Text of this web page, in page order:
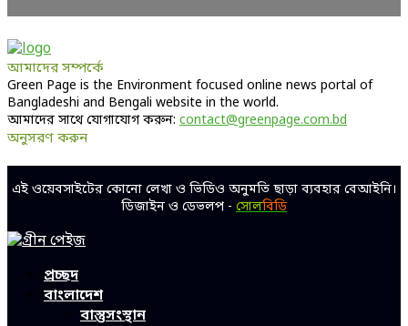
আমাদের সম্পর্কে
Green Page is the Environment focused online news portal of
Bangladeshi and Bengali website in the world.
আমাদের সাথে যোগাযোগ করুন: contact@greenpage.com.bd
অনুসরণ করুন
এই ওয়েবসাইটের কোনো লেখা ও ভিডিও অনুমতি ছাড়া ব্যবহার বেআইনি।
ডিজাইন ও ডেভলপ - সোলবিডি
প্রচ্ছদ
বাংলাদেশ
বাস্তুসংস্থান